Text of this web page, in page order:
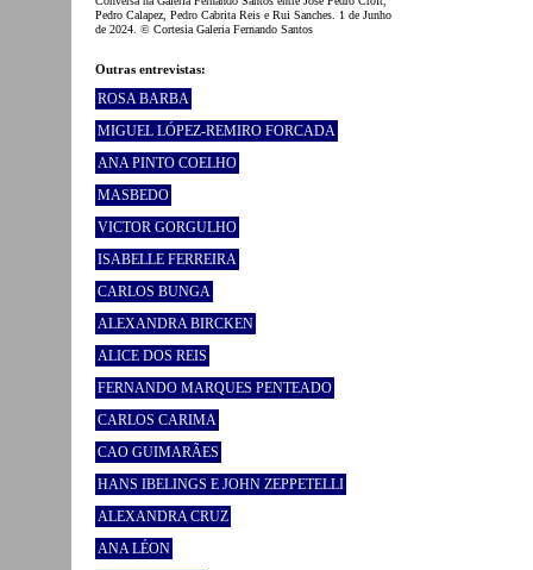
Pedro Calapez, Pedro Cabrita Reis e Rui Sanches. 1 de Junho
de 2024. © Cortesia Galeria Fernando Santos
Outras entrevistas:
ROSA BARBA
MIGUEL LÓPEZ-REMIRO FORCADA
ANA PINTO COELHO
MASBEDO
VICTOR GORGULHO
ISABELLE FERREIRA
CARLOS BUNGA
ALEXANDRA BIRCKEN
ALICE DOS REIS
FERNANDO MARQUES PENTEADO
CARLOS CARIMA
CAO GUIMARÃES
HANS IBELINGS E JOHN ZEPPETELLI
ALEXANDRA CRUZ
ANA LÉON